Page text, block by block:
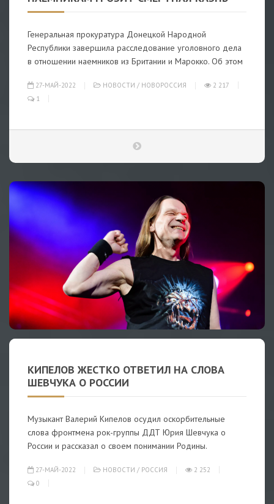
Генеральная прокуратура Донецкой Народной
Республики завершила расследование уголовного дела
в отношении наемников из Британии и Марокко. Об этом
27-МАЙ-2022 НОВОСТИ / НОВОРОССИЯ
2 217
1
КИПЕЛОВ ЖЕСТКО ОТВЕТИЛ НА СЛОВА
ШЕВЧУКА О РОССИИ
Музыкант Валерий Кипелов осудил оскорбительные
слова фронтмена рок-группы ДДТ Юрия Шевчука о
России и рассказал о своем понимании Родины.
27-МАЙ-2022 НОВОСТИ / РОССИЯ
2 252
0